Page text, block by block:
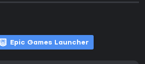
Epic Games Launcher